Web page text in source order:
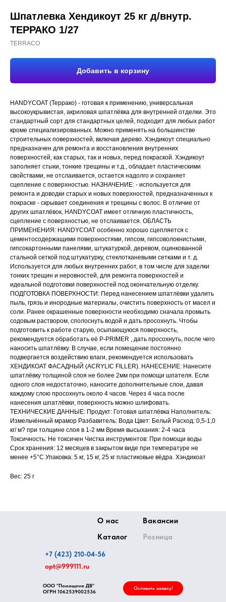
Шпатлевка Хендикоут 25 кг д/внутр.
ТЕРРАКО 1/27
TERRACO
Добавить в корзину
HANDYCOAT (Террако) - готовая к применению, универсальная
высокоукрывистая, акриловая шпатлёвка для внутренней отделки. Это
стандартный сорт для стандартных целей, подходит для любых работ
кроме специализированных. Можно применять на большинстве
строительных поверхностей, включая дерево. Хэндикоут специально
предназначен для ремонта и восстановления внутренних
поверхностей, как старых, так и новых, перед покраской. Хэндикоут
заполняет стыки, тонкие трещины и т.д., обладает пластическими
свойствами, не отслаивается, остается надолго и сохраняет
сцепление с поверхностью. НАЗНАЧЕНИЕ: - используется для
ремонта и доводки старых и новых поверхностей, предназначенных к
покраске - скрывает соединения и трещины с волос. В отличие от
других шпатлёвок, HANDYCOAT имеет отличную пластичность,
сцепление с поверхностью, не отслаивается. ОБЛАСТЬ
ПРИМЕНЕНИЯ: HANDYCOAT особенно хорошо сцепляется с
цементосодержащими поверхностями, гипсом, гипсоволокнистыми,
гипсокартонными панелями, штукатуркой, деревом, оцинкованной
стальной сеткой под штукатурку, стеклотканевыми сетками и т. д.
Используется для любых внутренних работ, в том числе для заделки
тонких трещин и неровностей, для ремонта поверхностей и
идеальной подготовки поверхностей под окончательную отделку.
ПОДГОТОВКА ПОВЕРХНОСТИ: Перед нанесением шпатлёвки удалить
пыль, грязь и инородные материалы, очистить поверхность от масел и
соли. Ранее окрашенные поверхности необходимо сначала промыть
содовым раствором, сполоснуть водой и дать просохнуть. Чтобы
подготовить к работе старую, осыпающуюся поверхность,
рекомендуется обработать её P-PRIMER , дать просохнуть, после чего
наносить шпатлёвку. В случае, если помещение постоянно
подвергается воздействию влаги, рекомендуется использовать
ХЕНДИКОАТ ФАСАДНЫЙ (ACRYLIC FILLER). НАНЕСЕНИЕ: Нанесите
шпатлёвку толщиной слоя не более 2мм при помощи шпателя. Если
одного слоя недостаточно, наносите дополнительные слои, давая
каждому слою просохнуть около 4 часов. Через 4 часа после
нанесения шпатлёвки, поверхность можно шлифовать.
ТЕХНИЧЕСКИЕ ДАННЫЕ: Продукт: Готовая шпатлёвка Наполнитель:
Измельчённый мрамор Разбавитель: Вода Цвет: Белый Расход: 0,5-1,0
кг/ м? при толщине слоя в 1-2 мм Время высыхания: 2-4 часа
Токсичность: Не токсичен Чистка инструментов: При помощи воды
Срок хранения: 12 месяцев в закрытом виде при температуре не
менее +5°C Упаковка: 5 кг, 15 кг, 25 кг пластиковые вёдра. Хэндикоат
Вес: 25 г
ООО "Помощник ДВ"
ОГРН 1062539002536
О нас
Каталог
Оставить заявку!
Вакансии
Розница
+7 (423) 210-04-56
opt@999111.ru